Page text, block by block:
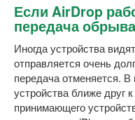
Если AirDrop
передача
Иногда устройства
отправляется очень
передача отменяется.
устройства ближе друг
принимающего